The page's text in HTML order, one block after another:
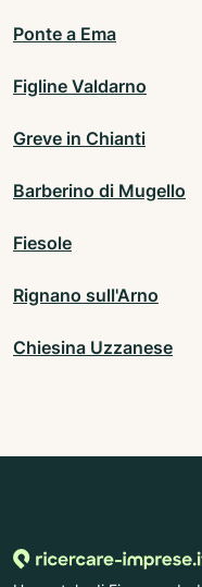
Ponte a Ema
Figline Valdarno
Greve in Chianti
Barberino di Mugello
Fiesole
Rignano sull'Arno
Chiesina Uzzanese